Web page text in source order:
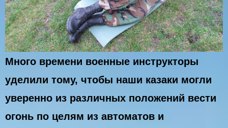
Много времени военные инструкторы
уделили тому, чтобы наши казаки могли
уверенно из различных положений вести
огонь по целям из автоматов и